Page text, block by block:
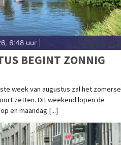
6:48 uur
BEGINT ZONNIG
week van augustus zal het zomerse
zetten. Dit weekend lopen de
en maandag [...]